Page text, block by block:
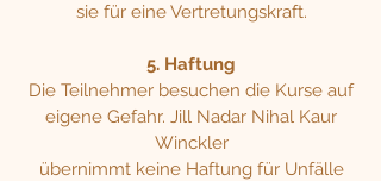
sie für eine Vertretungskraft.
5. Haftung
Die Teilnehmer besuchen die Kurse auf
eigene Gefahr. Jill Nadar Nihal Kaur
Winckler
übernimmt keine Haftung für Unfälle